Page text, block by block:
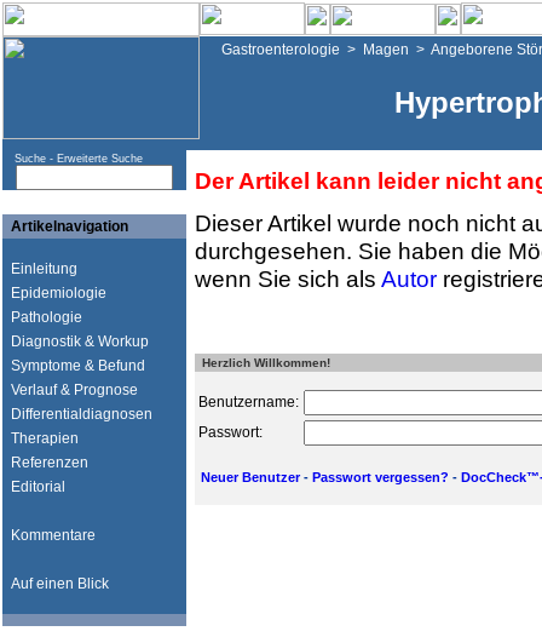
Gastroenterologie > Magen > Angeborene
Suche - Erweiterte Suche
Artikelnavigation
Einleitung
Epidemiologie
Pathologie
Diagnostik & Workup
Symptome & Befund
Verlauf & Prognose
Differentialdiagnosen
Therapien
Referenzen
Editorial
Kommentare
Auf einen Blick
Der Artikel kann leider nicht
Dieser Artikel wurde noch nicht
durchgesehen. Sie haben die
wenn Sie sich als Autor
Herzlich Willkommen!
Benutzername:
Passwort:
Neuer Benutzer- Passwort vergessen? -